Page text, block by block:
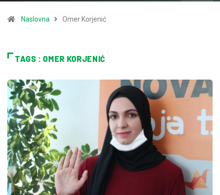
Naslovna Omer Korjenić
TAGS : OMER KORJENIĆ